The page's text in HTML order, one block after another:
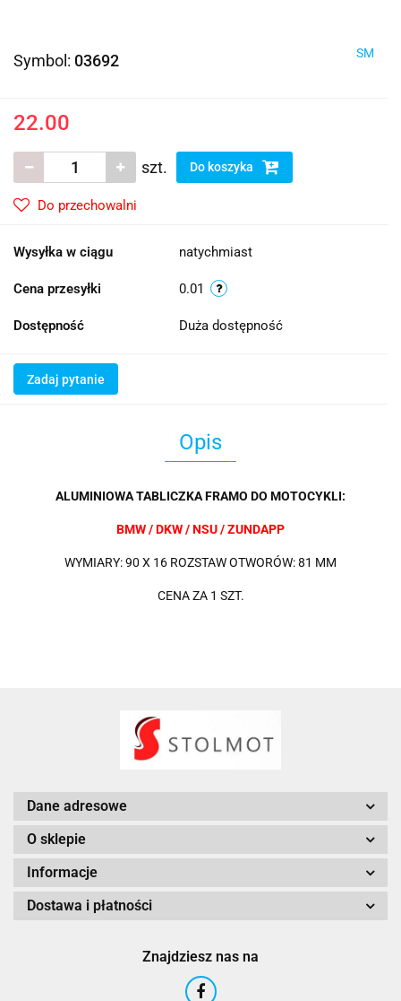
Symbol: 03692 SM
22.00
szt. Do koszyka
Do przechowalni
Wysyłka w ciągu natychmiast
Cena przesyłki 0.01
Dostępność Duża dostępność
Zadaj pytanie
Opis
ALUMINIOWA TABLICZKA FRAMO DO MOTOCYKLI:
BMW / DKW / NSU / ZUNDAPP
WYMIARY: 90 X 16 ROZSTAW OTWORÓW: 81 MM
CENA ZA 1 SZT.
Dane adresowe
O sklepie
Informacje
Dostawa i płatności
Znajdziesz nas na